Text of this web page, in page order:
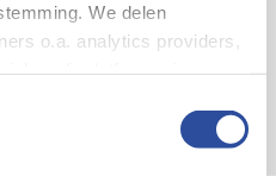
We delen
o.a. analytics providers,
Je kunt je keuze op
DAop: